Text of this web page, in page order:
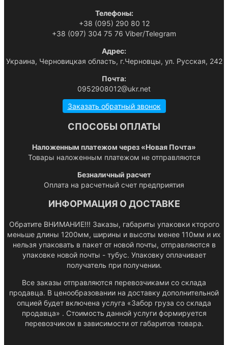
Телефоны:
+38 (095) 290 80 12
+38 (097) 304 75 76 Viber/Telegram
Адрес:
Украина, Черновицкая область, г.Черновцы, ул. Русская, 242
Почта:
0952908012@ukr.net
Заказать обратный звонок
СПОСОБЫ ОПЛАТЫ
Наложенным платежом через «Новая Почта»
Товары наложенным платежом не отправляются
Безналичный расчет
Оплата на расчетный счет предприятия
ИНФОРМАЦИЯ О ДОСТАВКЕ
Обратите ВНИМАНИЕ!!! Заказы, габариты упаковки кторого
меньше длины 1200мм, ширины и высоты менее 110мм и их
нельзя упаковать в пакет от новой почты, отправляются в
упаковке новой почты - тубус. Упаковку оплачивает
получатель при получении.
Все заказы отправляются перевозчиками со склада
продавца. В ценообразовании на доставку дополнительной
опцией будет включена услуга «Забор груза со склада
продавца» . Стоимость данной услуги формируется
перевозчиком в зависимости от габаритов товара.